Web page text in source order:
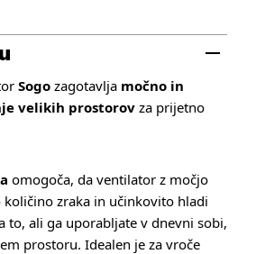
Sogo zagotavlja močno in
velikih prostorov za prijetno
omogoča, da ventilator z močjo
količino zraka in učinkovito hladi
to, ali ga uporabljate v dnevni sobi,
prostoru. Idealen je za vroče